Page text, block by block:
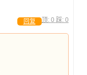
顶: 0 踩: 0
回复